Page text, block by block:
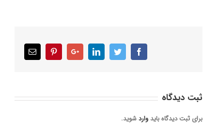
Facebook
Twitter
LinkedIn
Google+
Pinterest
Email
ثبت ديدگاه
برای ثبت دیدگاه باید واردشوید.